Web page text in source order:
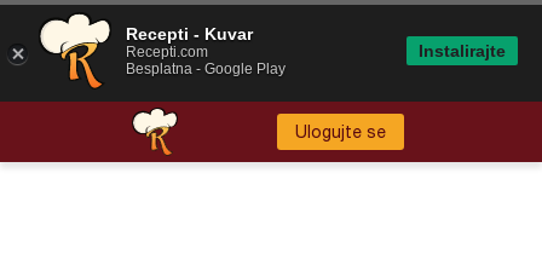
Ulogujte se
Recepti - Kuvar
Recepti.com
Besplatna - Google Play
Instalirajte